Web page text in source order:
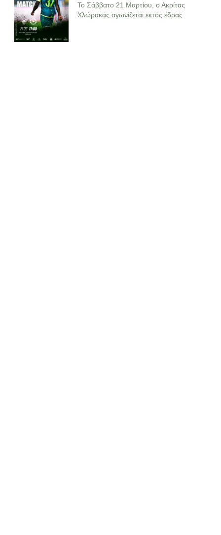
Το Σάββατο 21 Μαρτίου, ο Ακρίτας
Χλώρακας αγωνίζεται εκτός έδρας